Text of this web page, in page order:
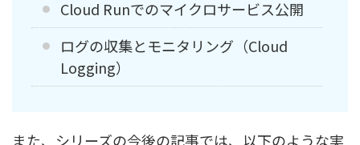
Cloud Runでのマイクロサービス公開
ログの収集とモニタリング（Cloud
Logging）
また、シリーズの今後の記事では、以下のような実